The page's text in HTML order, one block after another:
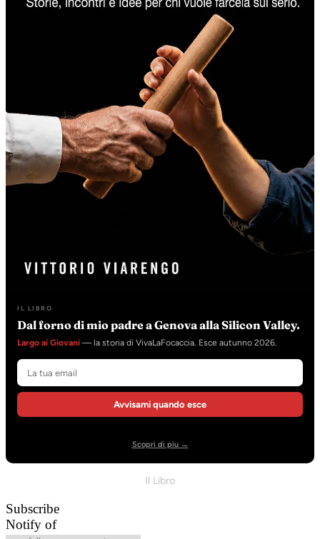
IL LIBRO
Dal forno di mio padre a Genova alla Silicon Valley.
Largo ai Giovani — la storia di VivaLaFocaccia. Esce autunno 2026.
Avvisami quando esce
Scopri di piu →
Il Libro
Subscribe
Notify of